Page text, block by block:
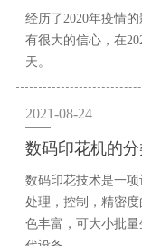
经历了2020年疫情
有很大的信心，在
天。
2021-08-24
数码印花机的
数码印花技术是一
处理，控制，精密
色丰富，可大小批